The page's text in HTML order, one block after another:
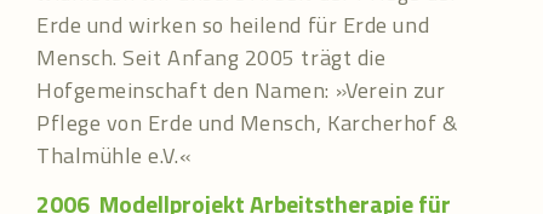
Erde und wirken so heilend für Erde und
Mensch. Seit Anfang 2005 trägt die
Hofgemeinschaft den Namen: »Verein zur
Pflege von Erde und Mensch, Karcherhof &
Thalmühle e.V.«
2006 Modellprojekt Arbeitstherapie für